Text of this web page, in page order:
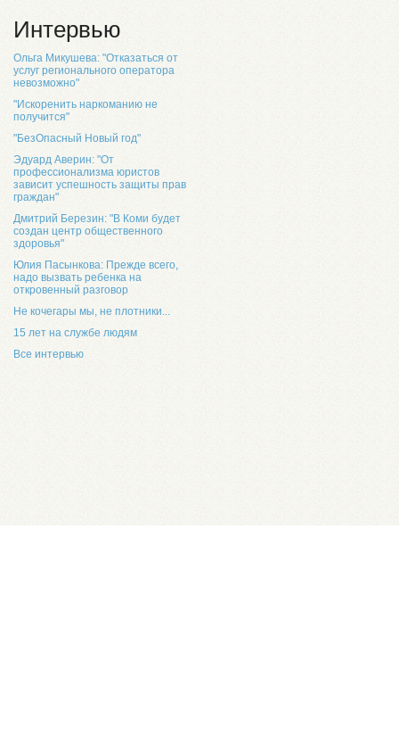
Интервью
Ольга Микушева: "Отказаться от
услуг регионального оператора
невозможно"
"Искоренить наркоманию не
получится"
"БезОпасный Новый год"
Эдуард Аверин: "От
профессионализма юристов
зависит успешность защиты прав
граждан"
Дмитрий Березин: "В Коми будет
создан центр общественного
здоровья"
Юлия Пасынкова: Прежде всего,
надо вызвать ребенка на
откровенный разговор
Не кочегары мы, не плотники...
15 лет на службе людям
Все интервью